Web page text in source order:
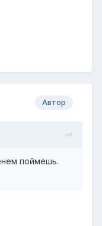
Автор
поймёшь.